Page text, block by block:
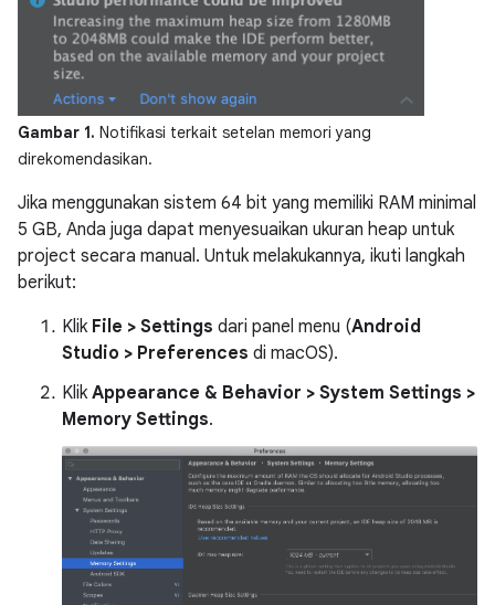
Gambar 1. Notifikasi terkait setelan memori yang
direkomendasikan.
Jika menggunakan sistem 64 bit yang memiliki RAM minimal
5 GB, Anda juga dapat menyesuaikan ukuran heap untuk
project secara manual. Untuk melakukannya, ikuti langkah
berikut:
Klik File > Settings dari panel menu (Android
Studio > Preferences di macOS).
Klik Appearance & Behavior > System Settings >
Memory Settings.